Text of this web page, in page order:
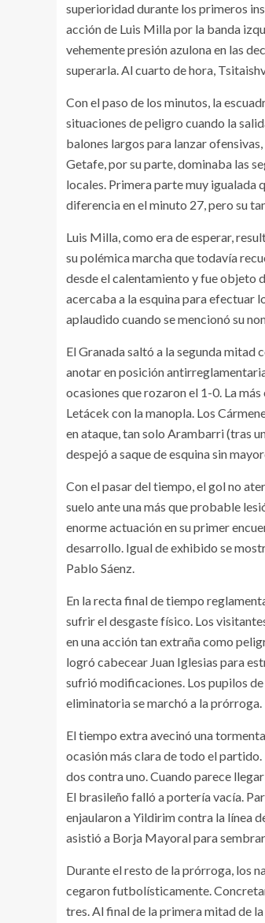
superioridad durante los primeros
acción de Luis Milla por la banda
vehemente presión azulona en las
superarla. Al cuarto de hora,
Con el paso de los minutos, la
situaciones de peligro cuando la
balones largos para lanzar
Getafe, por su parte, dominaba las
locales. Primera parte muy igualada
diferencia en el minuto 27, pero su
Luis Milla, como era de esperar,
su polémica marcha que todavía
desde el calentamiento y fue objeto
acercaba a la esquina para efectuar
aplaudido cuando se mencionó su
El Granada saltó a la segunda mitad
anotar en posición
ocasiones que rozaron el 1-0. La
Letácek con la manopla. Los
en ataque, tan solo Arambarri (tras
despejó a saque de esquina sin
Con el pasar del tiempo, el gol no
suelo ante una más que probable
enorme actuación en su primer
desarrollo. Igual de exhibido se
Pablo Sáenz.
En la recta final de tiempo
sufrir el desgaste físico. Los
en una acción tan extraña como
logró cabecear Juan Iglesias para
sufrió modificaciones. Los pupilos
eliminatoria se marchó a la prórroga.
El tiempo extra avecinó una
ocasión más clara de todo el
dos contra uno. Cuando parece
El brasileño falló a portería vacía.
enjaularon a Yildirim contra la línea
asistió a Borja Mayoral para
Durante el resto de la prórroga, los
cegaron futbolísticamente.
tres. Al final de la primera mitad de